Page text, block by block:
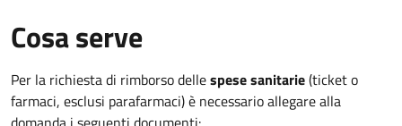
Cosa serve
Per la richiesta di rimborso dellespese sanitarie(ticket o
farmaci, esclusi parafarmaci) è necessario allegare alla